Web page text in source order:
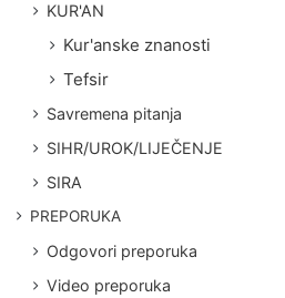
KUR'AN
Kur'anske znanosti
Tefsir
Savremena pitanja
SIHR/UROK/LIJEČENJE
SIRA
PREPORUKA
Odgovori preporuka
Video preporuka